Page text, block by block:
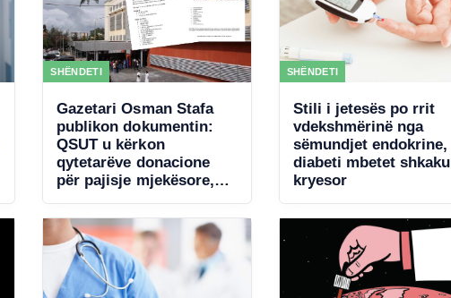
SHËNDETI
Gazetari Osman Stafa
publikon dokumentin:
QSUT u kërkon
qytetarëve donacione
për pajisje mjekësore,
për koncertin e Kanye
West
SHËNDETI
Stili i jetesës po rrit
vdekshmërinë nga
sëmundjet endokrine,
diabeti mbetet shkaku
kryesor